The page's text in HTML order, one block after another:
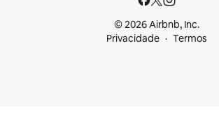
© 2026 Airbnb, Inc.
Privacidade
Termos